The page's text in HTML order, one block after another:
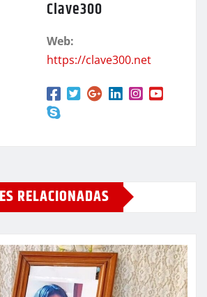
Clave300
Web:
https://clave300.net
RELACIONADAS